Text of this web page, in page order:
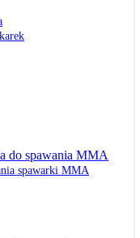
do spawania MMA
spawarki MMA